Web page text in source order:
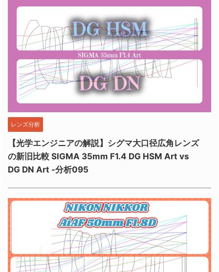
レンズ分析
【光学エンジニアの解説】シグマ大口径広角レンズ
の新旧比較 SIGMA 35mm F1.4 DG HSM Art vs
DG DN Art -分析095